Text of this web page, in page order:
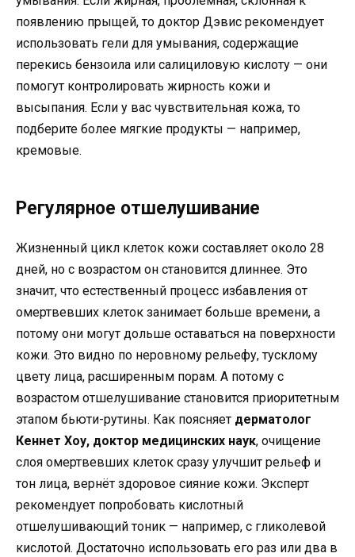
появлению прыщей, то доктор Дэвис рекомендует
использовать гели для умывания, содержащие
перекись бензоила или салициловую кислоту — они
помогут контролировать жирность кожи и
высыпания. Если у вас чувствительная кожа, то
подберите более мягкие продукты — например,
кремовые.
Регулярное отшелушивание
Жизненный цикл клеток кожи составляет около 28
дней, но с возрастом он становится длиннее. Это
значит, что естественный процесс избавления от
омертвевших клеток занимает больше времени, а
потому они могут дольше оставаться на поверхности
кожи. Это видно по неровному рельефу, тусклому
цвету лица, расширенным порам. А потому с
возрастом отшелушивание становится приоритетным
этапом бьюти-рутины. Как поясняет дерматолог
Кеннет Хоу, доктор медицинских наук, очищение
слоя омертвевших клеток сразу улучшит рельеф и
тон лица, вернёт здоровое сияние кожи. Эксперт
рекомендует попробовать кислотный
отшелушивающий тоник — например, с гликолевой
кислотой. Достаточно использовать его раз или два в